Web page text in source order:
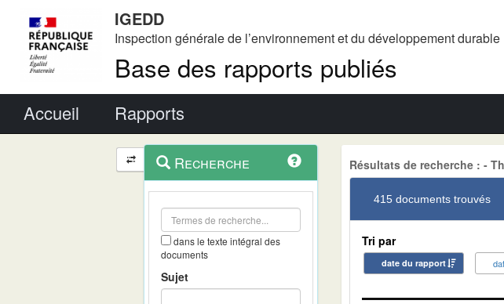
IGEDD
Inspection générale de l’environnement et du développement durable
Base des rapports publiés
Accueil Rapports
Navigation
et
outils
contextuel
Recherche
dans le texte intégral des
documents
Sujet
Résultats de recherche : -
415 documents trouvés
Tri par
date du rapport